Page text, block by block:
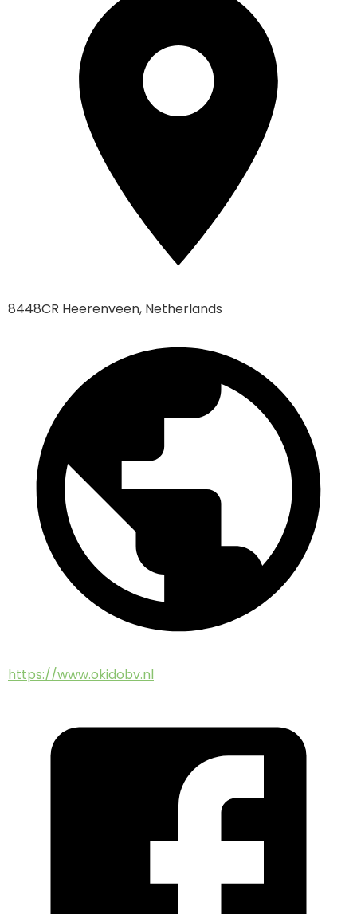
8448CR Heerenveen, Netherlands
https://www.okidobv.nl